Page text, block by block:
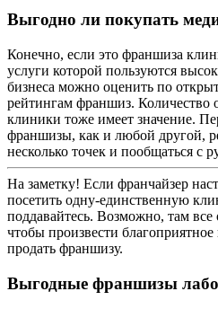
Выгодно ли покупать
Конечно, если это франшиза
услуги которой пользуются
бизнеса можно оценить по
рейтингам франшиз. Количество
клиники тоже имеет значение.
франшизы, как и любой другой,
несколько точек и пообщаться с
На заметку! Если франчайзер
посетить одну-единственную
поддавайтесь. Возможно, там все
чтобы произвести
продать франшизу.
Выгодные франшизы